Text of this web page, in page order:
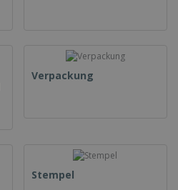
Verpackung
Stempel